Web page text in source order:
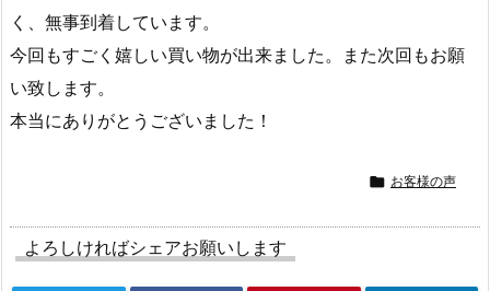
く、無事到着しています。
今回もすごく嬉しい買い物が出来ました。また次回もお願
い致します。
本当にありがとうございました！
 お客様の声
よろしければシェアお願いします